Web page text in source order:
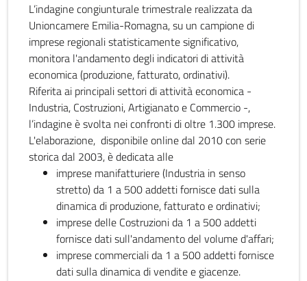
L’indagine congiunturale trimestrale realizzata da
Unioncamere Emilia-Romagna, su un campione di
imprese regionali statisticamente significativo,
monitora l'andamento degli indicatori di attività
economica (produzione, fatturato, ordinativi).
Riferita ai principali settori di attività economica -
Industria, Costruzioni, Artigianato e Commercio -,
l’indagine è svolta nei confronti di oltre 1.300 imprese.
L'elaborazione, disponibile online dal 2010 con serie
storica dal 2003, è dedicata alle
imprese manifatturiere (Industria in senso
stretto) da 1 a 500 addetti fornisce dati sulla
dinamica di produzione, fatturato e ordinativi;
imprese delle Costruzioni da 1 a 500 addetti
fornisce dati sull'andamento del volume d'affari;
imprese commerciali da 1 a 500 addetti fornisce
dati sulla dinamica di vendite e giacenze.